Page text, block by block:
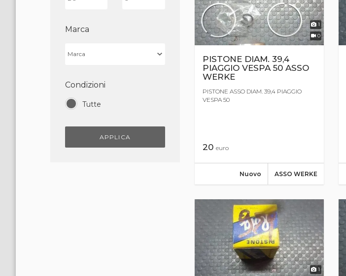
Marca
Condizioni
Tutte
APPLICA
1
0
PISTONE DIAM. 39,4
PIAGGIO VESPA 50 ASSO
WERKE
PISTONE ASSO DIAM. 39,4 PIAGGIO
VESPA 50
20 euro
ASSO WERKE
Nuovo
1